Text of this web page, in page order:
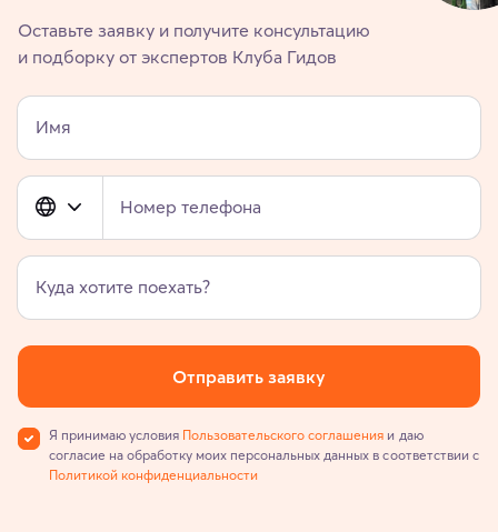
Оставьте заявку и получите консультацию
и подборку от экспертов Клуба Гидов
Имя
Номер телефона
Куда хотите поехать?
Отправить заявку
Я принимаю условия Пользовательского соглашения и даю
согласие на обработку моих персональных данных в соответствии с
Политикой конфиденциальности